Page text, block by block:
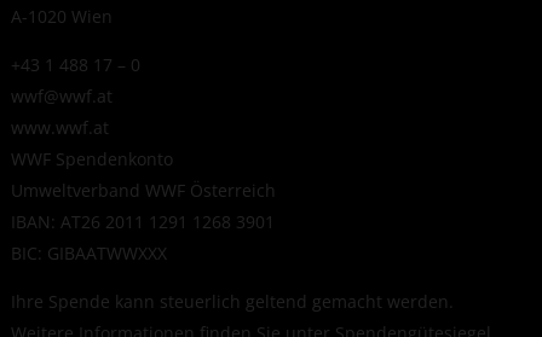
A-1020 Wien
+43 1 488 17 – 0
wwf@wwf.at
www.wwf.at
WWF Spendenkonto
Umweltverband WWF Österreich
IBAN: AT26 2011 1291 1268 3901
BIC: GIBAATWWXXX
Ihre Spende kann steuerlich geltend gemacht werden.